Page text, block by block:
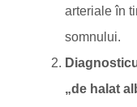
arteriale în
somnului.
„de halat